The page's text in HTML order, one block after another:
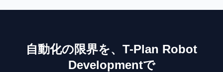
自動化の限界を、T-Plan Robot
Developmentで